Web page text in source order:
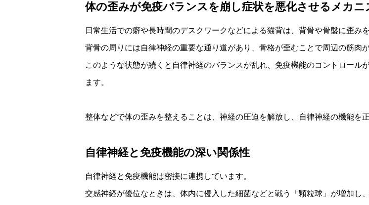
体の歪みが免疫バランスを崩し症状を悪化させるメカニ
日常生活での癖や長時間のデスクワークなどによる猫背は、背骨や骨盤に歪み
背骨の周りには自律神経の重要な通り道があり、骨格が歪むことで周辺の筋肉
このような状態が続くと自律神経のバランスが乱れ、免疫機能のコントロール
ます。
整体などで体の歪みを整えることは、神経の圧迫を解放し、自律神経の機能を
自律神経と免疫機能の深い関係性
自律神経と免疫機能は密接に連携しています。
交感神経が優位なときは、体内に侵入した細菌などと戦う「顆粒球」が増加し